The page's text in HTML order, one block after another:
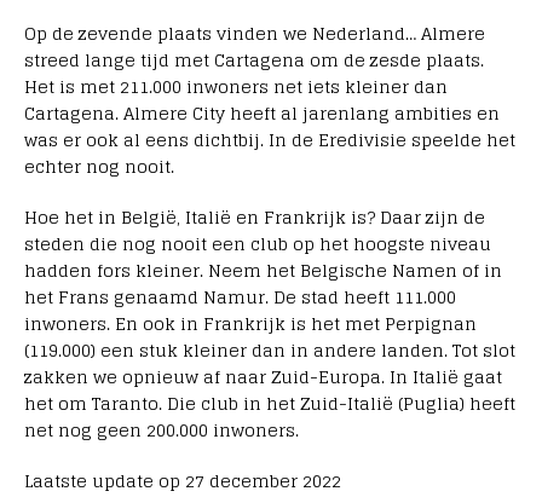
Op de zevende plaats vinden we Nederland… Almere
streed lange tijd met Cartagena om de zesde plaats.
Het is met 211.000 inwoners net iets kleiner dan
Cartagena. Almere City heeft al jarenlang ambities en
was er ook al eens dichtbij. In de Eredivisie speelde het
echter nog nooit.
Hoe het in België, Italië en Frankrijk is? Daar zijn de
steden die nog nooit een club op het hoogste niveau
hadden fors kleiner. Neem het Belgische Namen of in
het Frans genaamd Namur. De stad heeft 111.000
inwoners. En ook in Frankrijk is het met Perpignan
(119.000) een stuk kleiner dan in andere landen. Tot slot
zakken we opnieuw af naar Zuid-Europa. In Italië gaat
het om Taranto. Die club in het Zuid-Italië (Puglia) heeft
net nog geen 200.000 inwoners.
Laatste update op 27 december 2022